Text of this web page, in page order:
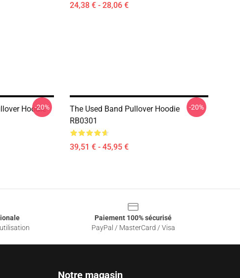
24,38 € - 28,06 €
Hoodie
-20%
The Used Band Pullover Hoodie
RB0301
39,51 € - 45,95 €
-20%
Paiement 100% sécurisé
PayPal / MasterCard / Visa
Notre magasin